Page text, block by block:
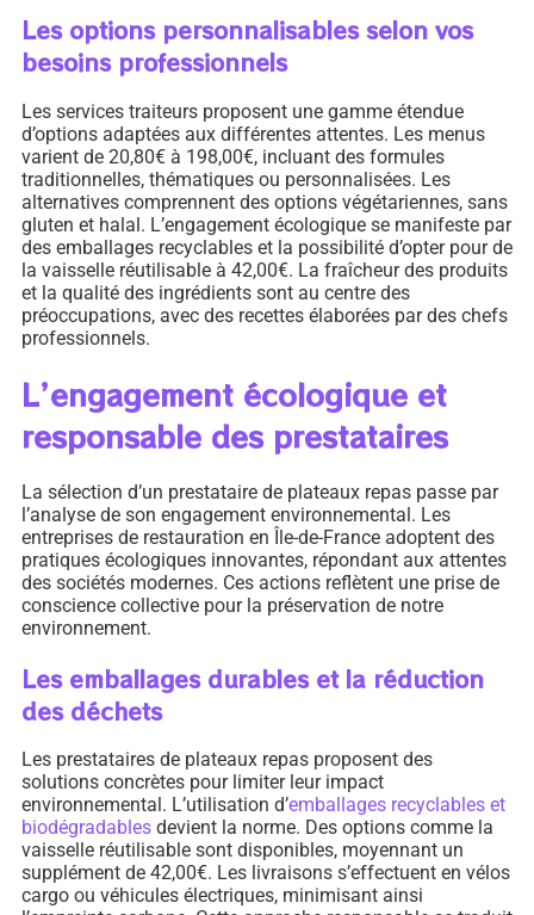
Les options personnalisables selon vos
besoins professionnels
Les services traiteurs proposent une gamme étendue
d’options adaptées aux différentes attentes. Les menus
varient de 20,80€ à 198,00€, incluant des formules
traditionnelles, thématiques ou personnalisées. Les
alternatives comprennent des options végétariennes, sans
gluten et halal. L’engagement écologique se manifeste par
des emballages recyclables et la possibilité d’opter pour de
la vaisselle réutilisable à 42,00€. La fraîcheur des produits
et la qualité des ingrédients sont au centre des
préoccupations, avec des recettes élaborées par des chefs
professionnels.
L’engagement écologique et
responsable des prestataires
La sélection d’un prestataire de plateaux repas passe par
l’analyse de son engagement environnemental. Les
entreprises de restauration en Île-de-France adoptent des
pratiques écologiques innovantes, répondant aux attentes
des sociétés modernes. Ces actions reflètent une prise de
conscience collective pour la préservation de notre
environnement.
Les emballages durables et la réduction
des déchets
Les prestataires de plateaux repas proposent des
solutions concrètes pour limiter leur impact
environnemental. L’utilisation d’emballages recyclables et
biodégradables devient la norme. Des options comme la
vaisselle réutilisable sont disponibles, moyennant un
supplément de 42,00€. Les livraisons s’effectuent en vélos
cargo ou véhicules électriques, minimisant ainsi